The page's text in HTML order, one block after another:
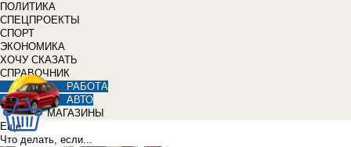
ПОЛИТИКА
СПЕЦПРОЕКТЫ
СПОРТ
ЭКОНОМИКА
ХОЧУ СКАЗАТЬ
СПРАВОЧНИК
РАБОТА
АВТО
МАГАЗИНЫ
Еще
Что делать, если...